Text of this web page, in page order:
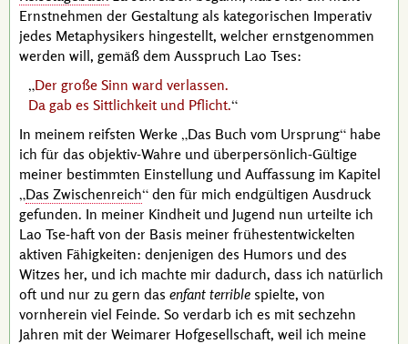
Ernstnehmen der Gestaltung als kategorischen Imperativ
jedes Metaphysikers hingestellt, welcher ernstgenommen
werden will, gemäß dem Ausspruch Lao Tses:
Der große Sinn ward verlassen.
Da gab es Sittlichkeit und Pflicht.
In meinem reifsten Werke Das Buch vom Ursprung habe
ich für das objektiv-Wahre und überpersönlich-Gültige
meiner bestimmten Einstellung und Auffassung im Kapitel
Das Zwischenreich den für mich endgültigen Ausdruck
gefunden. In meiner Kindheit und Jugend nun urteilte ich
Lao Tse-haft von der Basis meiner frühestentwickelten
aktiven Fähigkeiten: denjenigen des Humors und des
Witzes her, und ich machte mir dadurch, dass ich natürlich
oft und nur zu gern das enfant terrible spielte, von
vornherein viel Feinde. So verdarb ich es mit sechzehn
Jahren mit der Weimarer Hofgesellschaft, weil ich meine